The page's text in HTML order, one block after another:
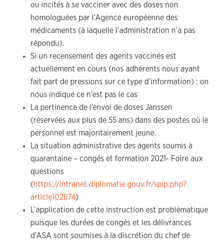
ou incités à se vacciner avec des doses non
homologuées par l’Agence européenne des
médicaments (à laquelle l’administration n’a pas
répondu).
Si un recensement des agents vaccinés est
actuellement en cours (nos adhérents nous ayant
fait part de pressions sur ce type d’information) : on
nous indique ce n’est pas le cas
La pertinence de l’envoi de doses Janssen
(réservées aux plus de 55 ans) dans des postes où le
personnel est majoritairement jeune.
La situation administrative des agents soumis à
quarantaine – congés et formation 2021- Foire aux
questions
(https://intranet.diplomatie.gouv.fr/spip.php?
article102674)
L’application de cette instruction est problématique
puisque les durées de congés et les délivrances
d’ASA sont soumises à la discrétion du chef de